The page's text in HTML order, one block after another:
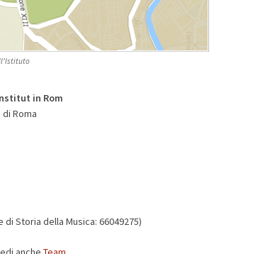
in Rom
Roma
di Storia della Musica: 66049275)